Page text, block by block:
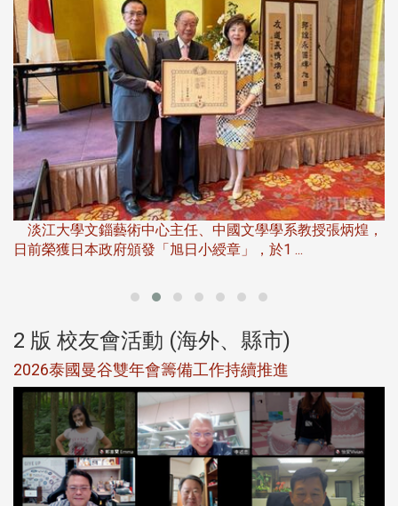
淡江大學文錙藝術中心主任、中國文學學系教授張炳煌，
日前榮獲日本政府頒發「旭日小綬章」，於1 ...
2 版 校友會活動 (海外、縣市)
2026泰國曼谷雙年會籌備工作持續推進